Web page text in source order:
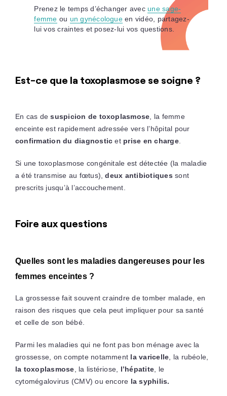
Prenez le temps d’échanger avec une sage-
femme ou un gynécologueen vidéo, partagez-
lui vos craintes et posez-lui vos questions.
Est-ce que la toxoplasmose se soigne ?
En cas desuspicion de toxoplasmose , la femme
enceinte est rapidement adressée vers l’hôpital pour
confirmation du diagnostic et prise en charge.
Si une toxoplasmose congénitale est détectée (la maladie
a été transmise au fœtus),deux antibiotiques sont
prescrits jusqu’à l’accouchement.
Foire aux questions
Quelles sont les maladies dangereuses pour les
femmes enceintes ?
La grossesse fait souvent craindre de tomber malade, en
raison des risques que cela peut impliquer pour sa santé
et celle de son bébé.
Parmi les maladies qui ne font pas bon ménage avec la
grossesse, on compte notamment la varicelle , la rubéole,
la toxoplasmose , la listériose, l’hépatite , le
cytomégalovirus (CMV) ou encore la syphilis.